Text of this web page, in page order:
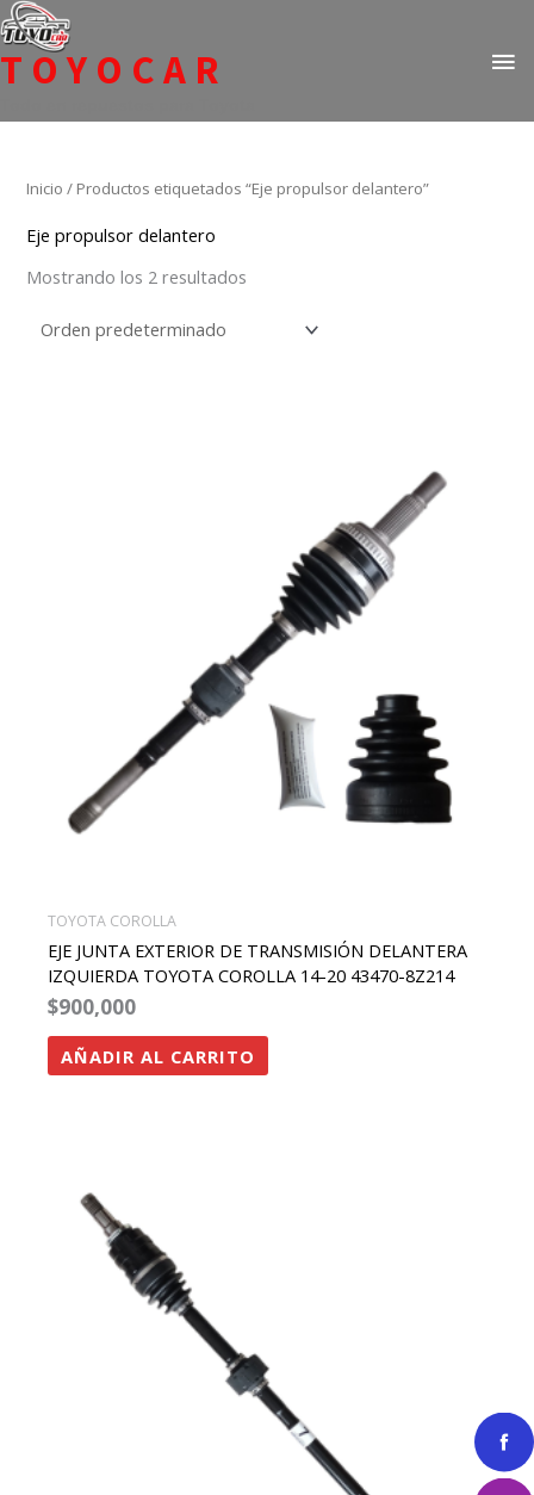
Ir
al
contenido
TOYOCAR
Inicio / Productos etiquetados “Eje propulsor delantero”
Eje propulsor delantero
Mostrando los 2 resultados
TOYOTA COROLLA
EJE JUNTA EXTERIOR DE TRANSMISIÓN DELANTERA
IZQUIERDA TOYOTA COROLLA 14-20 43470-8Z214
$900,000
AÑADIR AL CARRITO